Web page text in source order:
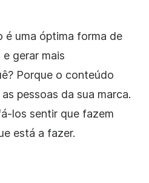
é uma óptima forma de
gerar mais
Porque o conteúdo
pessoas da sua marca.
los sentir que fazem
está a fazer.